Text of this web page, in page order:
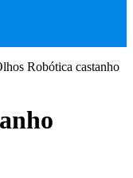
Robótica castanho